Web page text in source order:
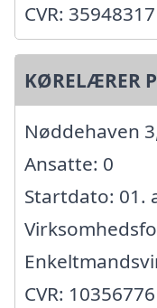
CVR: 35948317
KØRELÆRER
Nøddehaven
Ansatte: 0
Startdato: 01.
CVR: 10356776